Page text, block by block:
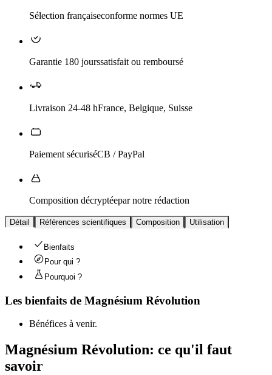
Sélection françaiseconforme normes UE
Garantie 180 jourssatisfait ou remboursé
Livraison 24-48 hFrance, Belgique, Suisse
Paiement sécuriséCB / PayPal
Composition décryptéepar notre rédaction
Détail Références scientifiques Composition Utilisation
Bienfaits
Pour qui ?
Pourquoi ?
Les bienfaits de Magnésium Révolution
Bénéfices à venir.
Magnésium Révolution: ce qu'il faut
savoir